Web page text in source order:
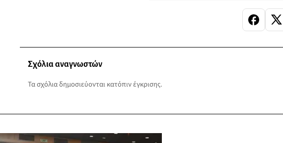
Σχόλια αναγνωστών
Τα σχόλια δημοσιεύονται κατόπιν έγκρισης.